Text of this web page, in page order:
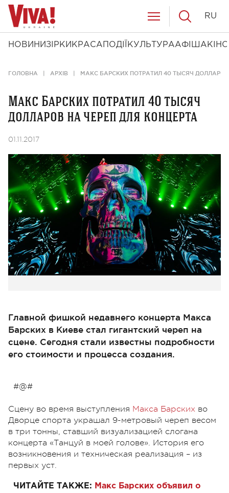
НОВИНИ ЗІРКИ КРАСА ПОДІЇ КУЛЬТУРААФІША КІНО
RU
ГОЛОВНА АРХІВ МАКС БАРСКИХ ПОТРАТИЛ 40 ТЫСЯЧ
Макс Барских потратил 40 тысяч
долларов на череп для концерта
01.11.2017
Главной фишкой недавнего концерта Макса
Барских в Киеве стал гигантский череп на
сцене. Сегодня стали известны подробности
его стоимости и процесса создания.
#@#
Сцену во время выступления Макса Барских во
Дворце спорта украшал 9-метровый череп весом
в три тонны, ставший визуализацией слогана
концерта «Танцуй в моей голове». История его
возникновения и техническая реализация – из
первых уст.
ЧИТАЙТЕ ТАКЖЕ: Макс Барских объявил о